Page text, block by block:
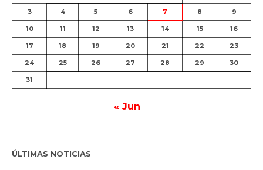
3 4 5 6 7 8 9
10 11 12 13 14 15 16
17 18 19 20 21 22 23
24 25 26 27 28 29 30
31
« Jun
ÚLTIMAS NOTICIAS